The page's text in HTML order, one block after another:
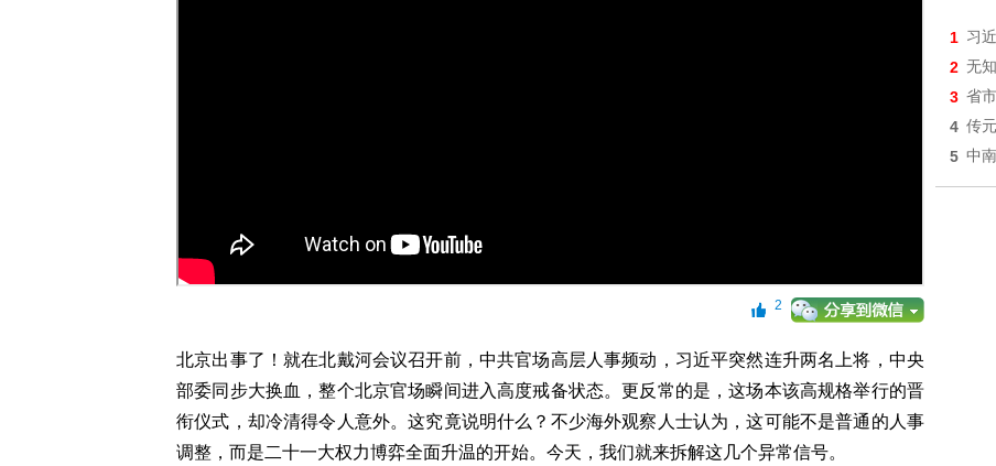
2
北京出事了！就在北戴河会议召开前，中共官场高层人事频动，习近平突然连升两名上将，中央
部委同步大换血，整个北京官场瞬间进入高度戒备状态。更反常的是，这场本该高规格举行的晋
衔仪式，却冷清得令人意外。这究竟说明什么？不少海外观察人士认为，这可能不是普通的人事
调整，而是二十一大权力博弈全面升温的开始。今天，我们就来拆解这几个异常信号。
1 习
2 无
3 省
4 传
5 中